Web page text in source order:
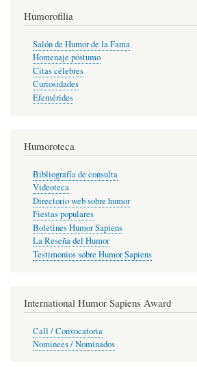
Humorofilia
Salón de Humor de la Fama
Homenaje póstumo
Citas célebres
Curiosidades
Efemérides
Humoroteca
Bibliografía de consulta
Videoteca
Directorio web sobre humor
Fiestas populares
Boletines Humor Sapiens
La Reseña del Humor
Testimonios sobre Humor Sapiens
International Humor Sapiens Award
Call / Convocatoria
Nominees / Nominados